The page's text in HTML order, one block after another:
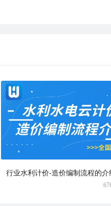
行业水利计价-造价编制流程的介